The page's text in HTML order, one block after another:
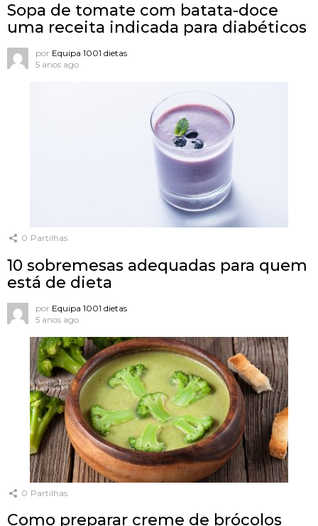
Sopa de tomate com batata-doce
uma receita indicada para diabéticos
por Equipa 1001 dietas
5 anos ago
0 Partilhas
10 sobremesas adequadas para quem
está de dieta
por Equipa 1001 dietas
5 anos ago
0 Partilhas
Como preparar creme de brócolos